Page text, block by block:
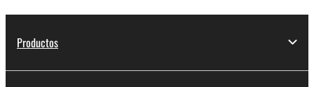
Productos